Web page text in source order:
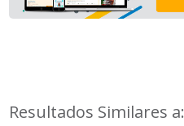
Resultados Similares a: